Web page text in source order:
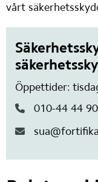
vårt
Öppettider:
010-44 44